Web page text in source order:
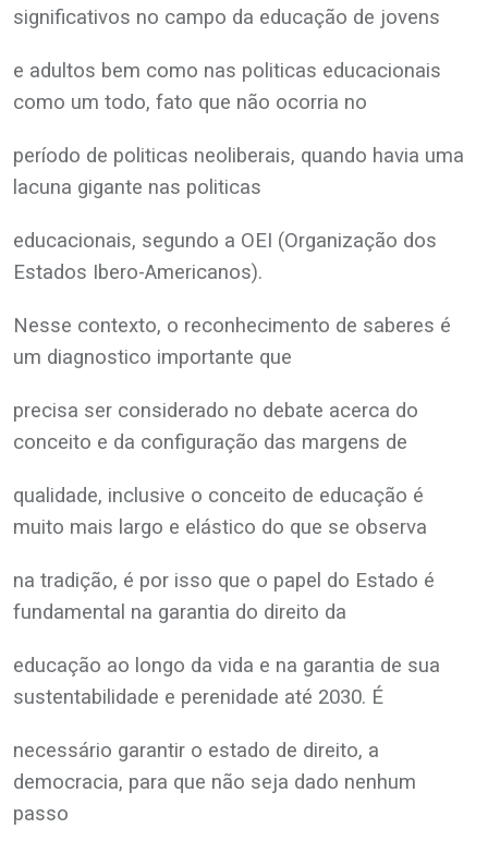
significativos no campo da educação de jovens
e adultos bem como nas politicas educacionais
como um todo, fato que não ocorria no
período de politicas neoliberais, quando havia uma
lacuna gigante nas politicas
educacionais, segundo a OEI (Organização dos
Estados Ibero-Americanos).
Nesse contexto, o reconhecimento de saberes é
um diagnostico importante que
precisa ser considerado no debate acerca do
conceito e da configuração das margens de
qualidade, inclusive o conceito de educação é
muito mais largo e elástico do que se observa
na tradição, é por isso que o papel do Estado é
fundamental na garantia do direito da
educação ao longo da vida e na garantia de sua
sustentabilidade e perenidade até 2030. É
necessário garantir o estado de direito, a
democracia, para que não seja dado nenhum
passo